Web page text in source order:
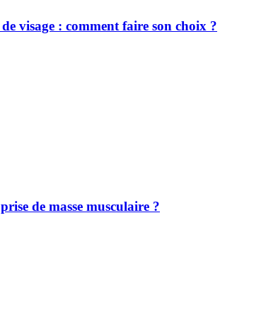
visage : comment faire son choix ?
de masse musculaire ?